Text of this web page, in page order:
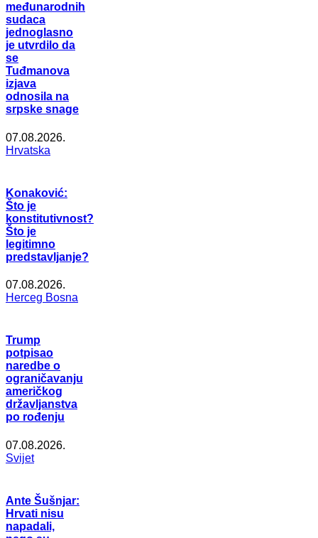
međunarodnih
sudaca
jednoglasno
je utvrdilo da
se
Tuđmanova
izjava
odnosila na
srpske snage
07.08.2026.
Hrvatska
Konaković:
Što je
konstitutivnost?
Što je
legitimno
predstavljanje?
07.08.2026.
Herceg Bosna
Trump
potpisao
naredbe o
ograničavanju
američkog
državljanstva
po rođenju
07.08.2026.
Svijet
Ante Šušnjar:
Hrvati nisu
napadali,